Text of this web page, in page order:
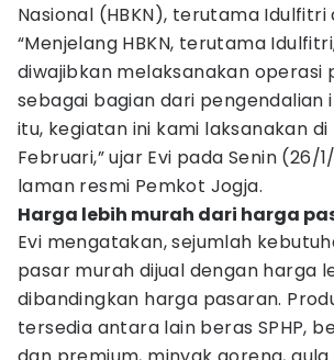
Nasional (HBKN), terutama Idulfitri
“Menjelang HBKN, terutama
diwajibkan melaksanakan operasi
sebagai bagian dari pengendalian
itu, kegiatan ini kami laksanakan di
Februari,” ujar Evi pada Senin (26/
laman resmi Pemkot Jogja.
Harga lebih murah dari harga
Evi mengatakan, sejumlah
pasar murah dijual dengan harga
dibandingkan harga pasaran.
tersedia antara lain beras SPHP,